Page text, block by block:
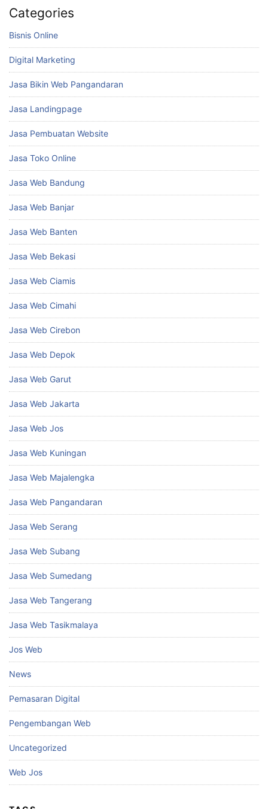
Categories
Bisnis Online
Digital Marketing
Jasa Bikin Web Pangandaran
Jasa Landingpage
Jasa Pembuatan Website
Jasa Toko Online
Jasa Web Bandung
Jasa Web Banjar
Jasa Web Banten
Jasa Web Bekasi
Jasa Web Ciamis
Jasa Web Cimahi
Jasa Web Cirebon
Jasa Web Depok
Jasa Web Garut
Jasa Web Jakarta
Jasa Web Jos
Jasa Web Kuningan
Jasa Web Majalengka
Jasa Web Pangandaran
Jasa Web Serang
Jasa Web Subang
Jasa Web Sumedang
Jasa Web Tangerang
Jasa Web Tasikmalaya
Jos Web
News
Pemasaran Digital
Pengembangan Web
Uncategorized
Web Jos